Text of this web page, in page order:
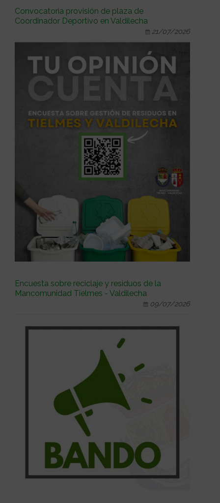
Convocatoria provisión de plaza de
Coordinador Deportivo en Valdilecha
21/07/2026
Encuesta sobre reciclaje y residuos de la
Mancomunidad Tielmes - Valdilecha
09/07/2026